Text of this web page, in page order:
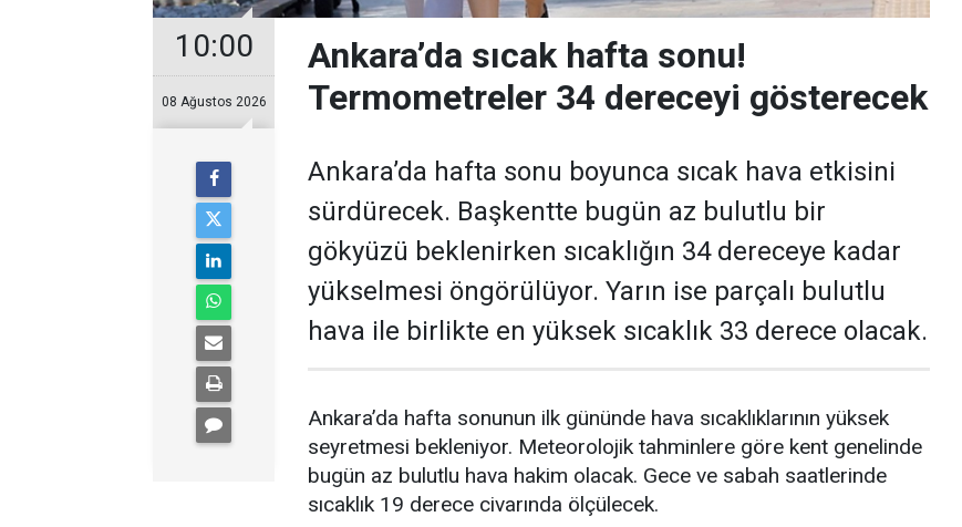
10:00
08 Ağustos 2026
Ankara’da sıcak hafta sonu!
Termometreler 34 dereceyi gösterecek
Ankara’da hafta sonu boyunca sıcak hava etkisini
sürdürecek. Başkentte bugün az bulutlu bir
gökyüzü beklenirken sıcaklığın 34 dereceye kadar
yükselmesi öngörülüyor. Yarın ise parçalı bulutlu
hava ile birlikte en yüksek sıcaklık 33 derece olacak.
Ankara’da hafta sonunun ilk gününde hava sıcaklıklarının yüksek
seyretmesi bekleniyor. Meteorolojik tahminlere göre kent genelinde
bugün az bulutlu hava hakim olacak. Gece ve sabah saatlerinde
sıcaklık 19 derece civarında ölçülecek.